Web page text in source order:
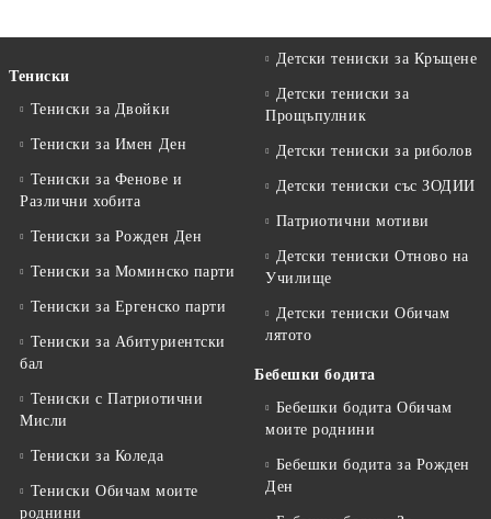
Тениски
Тениски за Двойки
Тениски за Имен Ден
Тениски за Фенове и
Различни хобита
Тениски за Рожден Ден
Тениски за Mоминско парти
Тениски за Eргенско парти
Тениски за Aбитуриентски
бал
Тениски с Патриотични
Мисли
Тениски за Коледа
Тениски Обичам моите
роднини
Детски тениски за Кръщене
Детски тениски за
Прощъпулник
Детски тениски за риболов
Детски тениски със ЗОДИИ
Патриотични мотиви
Детски тениски Отново на
Училище
Детски тениски Обичам
лятото
Бебешки бодита
Бебешки бодита Обичам
моите роднини
Бебешки бодита за Рожден
Ден